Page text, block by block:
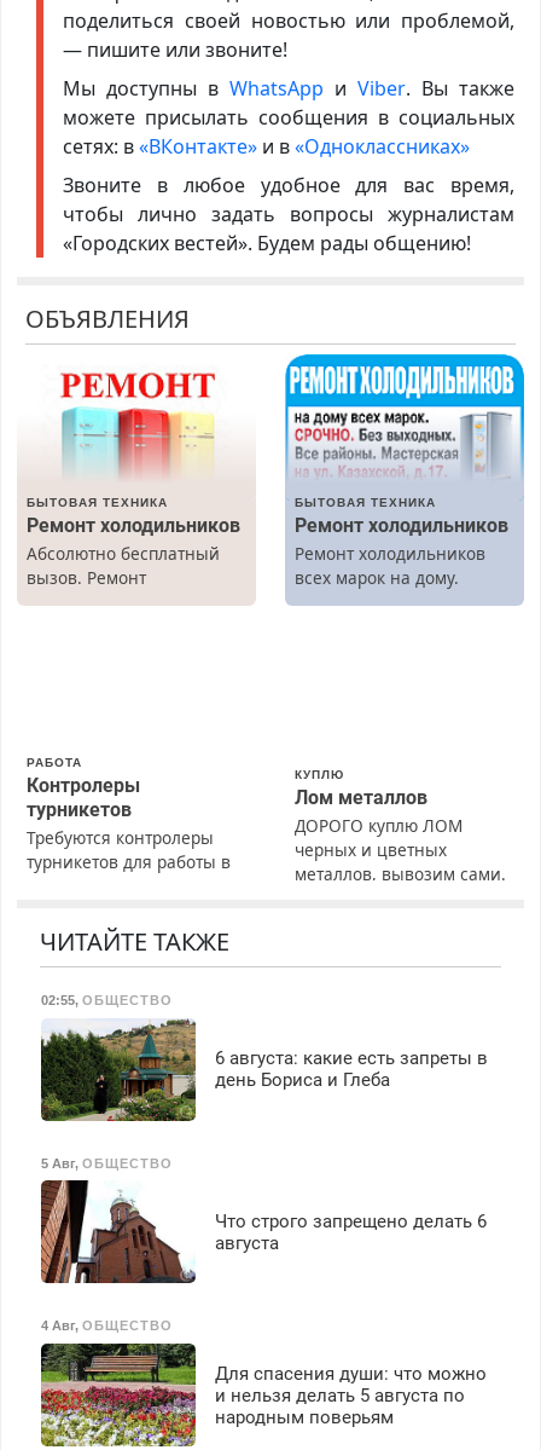
поделиться своей новостью или проблемой,
— пишите или звоните!
Мы доступны в WhatsApp иViber. Вы также
можете присылать сообщения в социальных
сетях: в«ВКонтакте»и в«Одноклассниках»
Звоните в любое удобное для вас время,
чтобы лично задать вопросы журналистам
«Городских вестей». Будем рады общению!
ОБЪЯВЛЕНИЯ
БЫТОВАЯ ТЕХНИКА
Ремонт холодильников
Абсолютно бесплатный
вызов. Ремонт
холодильников всех
БЫТОВАЯ ТЕХНИКА
Ремонт холодильников
Ремонт холодильников
всех марок на дому.
РАБОТА
Контролеры
турникетов
Требуются контролеры
турникетов для работы в
Прием по ТК РФ. График
З/п – до 96000 рублей до
вычета налогов.
Ежемесячно
выплачивается денежная
премия. Возможно
бесплатное обучение,
работа инспектором по
транспортной
безопасности с з/п до
125000 руб.
КУПЛЮ
Лом металлов
ДОРОГО куплю ЛОМ
черных и цветных
металлов, вывозим сами.
ЧИТАЙТЕ ТАКЖЕ
02:55, ОБЩЕСТВО
6 августа: какие есть запреты в
день Бориса и Глеба
5 Авг, ОБЩЕСТВО
Что строго запрещено делать 6
августа
4 Авг, ОБЩЕСТВО
Для спасения души: что можно
и нельзя делать 5 августа по
народным поверьям